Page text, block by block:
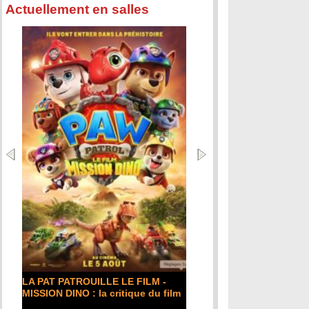
Actuellement en salles
DE LA COMÉDIE-FRANÇAISE : la
critique du film
Lire la suite...